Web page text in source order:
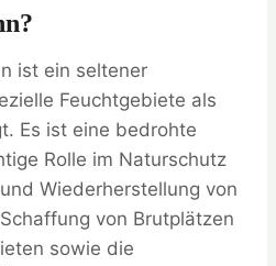
ist ein seltener
Feuchtgebiete als
Es ist eine bedrohte
Rolle im Naturschutz
Wiederherstellung von
von Brutplätzen
sowie die